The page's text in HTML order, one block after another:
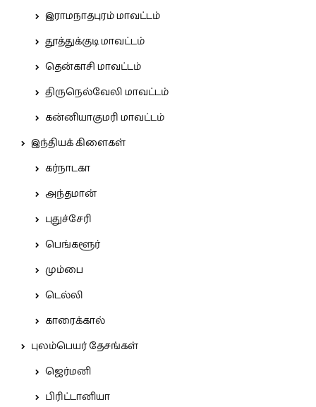
இராமநாதபுரம் மாவட்டம்
தூத்துக்குடி மாவட்டம்
தென்காசி மாவட்டம்
திருநெல்வேலி மாவட்டம்
கன்னியாகுமரி மாவட்டம்
இந்தியக் கிளைகள்
கர்நாடகா
அந்தமான்
புதுச்சேரி
பெங்களூர்
மும்பை
டெல்லி
காரைக்கால்
புலம்பெயர் தேசங்கள்
ஜெர்மனி
பிரிட்டானியா